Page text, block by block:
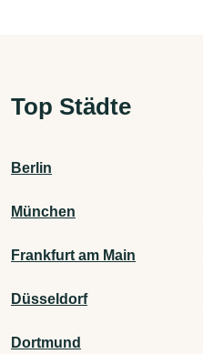
Top Städte
Berlin
München
Frankfurt am Main
Düsseldorf
Dortmund